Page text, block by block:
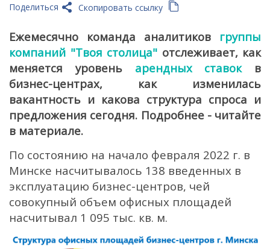
Скопировать ссылку
Поделиться
Ежемесячно команда аналитиков группы
компаний "Твоя столица" отслеживает, как
меняется уровень арендных ставокв
бизнес-центрах, как изменилась
вакантность и какова структура спроса и
предложения сегодня. Подробнее - читайте
в материале.
По состоянию на начало февраля 2022 г. в
Минске насчитывалось 138 введенных в
эксплуатацию бизнес-центров, чей
совокупный объем офисных площадей
насчитывал 1 095 тыс. кв. м.